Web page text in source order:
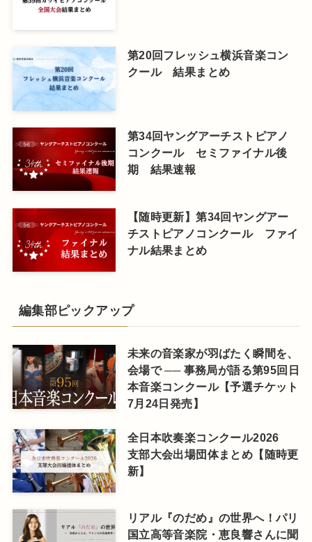
第20回フレッシュ横浜音楽コン
クール 結果まとめ
第34回ヤングアーチストピアノ
コンクール セミファイナル後
期 結果速報
【随時更新】第34回ヤングアー
チストピアノコンクール ファイ
ナル結果まとめ
編集部ピックアップ
未来の音楽家が羽ばたく瞬間を、
会場で ── 事務局が語る第95回日
本音楽コンクール【予選チケット
7月24日発売】
全日本吹奏楽コンクール2026
支部大会出場団体まとめ【随時更
新】
リアル『のだめ』の世界へ！パリ
国立高等音楽院・恵良響さんに聞